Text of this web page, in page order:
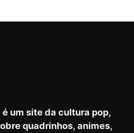
um site da cultura pop,
quadrinhos, animes,